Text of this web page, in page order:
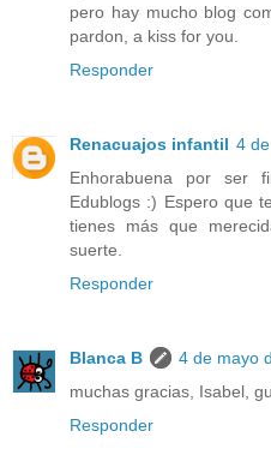
pero hay mucho blog
pardon, a kiss for you.
Responder
Renacuajos infantil 4
Enhorabuena por ser
Edublogs :) Espero que
tienes más que
suerte.
Responder
Blanca B
4 de mayo
muchas gracias, Isabel,
Responder